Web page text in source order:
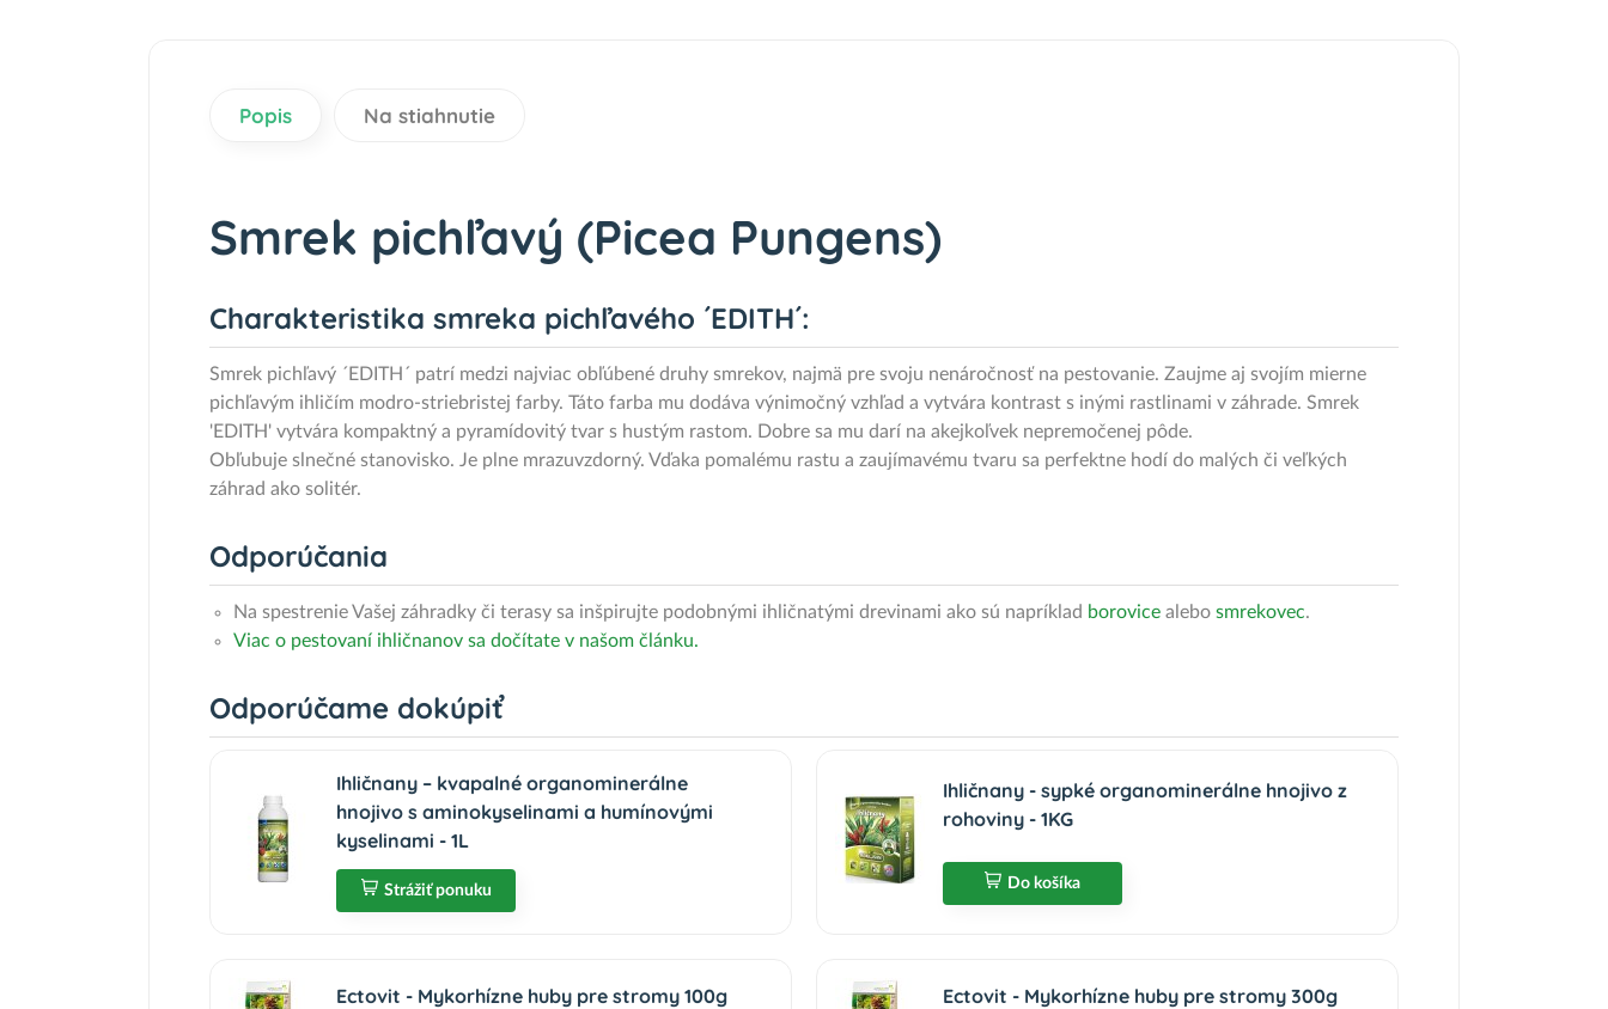
Popis Na stiahnutie
Smrek pichľavý (Picea Pungens)
Charakteristika smreka pichľavého ´EDITH´:
Smrek pichľavý ´EDITH´ patrí medzi najviac obľúbené druhy smrekov, najmä pre svoju nenáročnosť na pestovanie. Zaujme aj svojím mierne
pichľavým ihličím modro-striebristej farby. Táto farba mu dodáva výnimočný vzhľad a vytvára kontrast s inými rastlinami v záhrade. Smrek
'EDITH' vytvára kompaktný a pyramídovitý tvar s hustým rastom. Dobre sa mu darí na akejkoľvek nepremočenej pôde.
Obľubuje slnečné stanovisko. Je plne mrazuvzdorný. Vďaka pomalému rastu a zaujímavému tvaru sa perfektne hodí do malých či veľkých
záhrad ako solitér.
Odporúčania
Na spestrenie Vašej záhradky či terasy sa inšpirujte podobnými ihličnatými drevinami ako sú napríklad borovice alebo smrekovec.
Viac o pestovaní ihličnanov sa dočítate v našom článku.
Odporúčame dokúpiť
Ihličnany – kvapalné organominerálne
hnojivo s aminokyselinami a humínovými
kyselinami - 1L
Strážiť ponuku
Ihličnany - sypké organominerálne hnojivo z
rohoviny - 1KG
Do košíka
Ectovit - Mykorhízne huby pre stromy 100g Ectovit - Mykorhízne huby pre stromy 300g